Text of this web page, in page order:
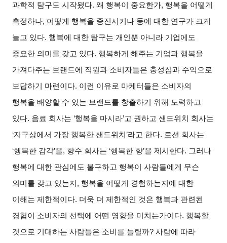
과학적 탐구도 시작됐다.왜 행복이 중요한가, 행복을 어떻게
측정하나, 어떻게 행복을 증진시키나 등에 대한 연구가 크게
늘고 있다. 행복에 대한 탐구는 개인뿐 아니라 기업에도
중요한 의미를 갖고 있다. 행복하게 해주는 기업과 행복을
가져다주는 브랜드에 직원과 소비자들은 충성심과 수익으로
보답하기 마련이다. 이런 이유로 마케터들은 소비자의
행복을 배양할 수 있는 브랜드를 창출하기 위해 노력하고
있다. 음료 회사는 ‘행복을 마시라’고 권하고 샌드위치 회사는
‘지구상에서 가장 행복한 샌드위치 ’라고 한다. 로션 회사는
‘행복한 감각’을, 향수 회사는 ‘행복한 향’을 제시한다. 그러나
행복에 대한 관심에도 불구하고 행복이 사람들에게 무슨
의미를 갖고 있는지 , 행복을 어떻게 경험하는지에 대한
이해는 제한적이다. 더욱 더 제한적인 것은 행복과 관련된
경험이 소비자의 선택에 어떤 영향을 미치는가이다. 행복할
것으로 기대하는 사람들은 소비를 늘릴까?사람에 따라